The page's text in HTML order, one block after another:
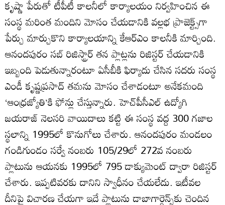
కృష్ణా పేరుతో టీపీటీ కాలనీలో కార్యాలయం నిర్వహించిన ఈ
సంస్థ మరింత మందిని మోసం చేయడానికి వల్లభ ప్రాజెక్ట్స్‌గా
పేర్చు మార్చుకొని కార్యాలయాన్ని కేఆర్‌ఎం కాలనీకి మార్చింది.
ఆనందపురం సబ్‌ రిజిస్ట్రార్‌ తన ప్లాట్లను రిజిస్టర్‌ చేయడానికి
ఇబ్బంది పెడుతున్నారంటూ ఏసీబీకి ఫిర్యాదు చేసిన సదరు సంస్థ
ఎండీ కృష్ణప్రసాద్‌ తమను మోసం చేశాడంటూ అనేకమంది
‘ఆంధ్రజ్యోతి’కి ఫోన్లు చేస్తున్నారు. హెచ్‌పీసీఎల్‌ ఉద్యోగి
జయరాజ్‌ నెలసరి వాయిదాలు కట్టి ఈ సంస్థ వద్ద 300 గజాల
స్థలాన్ని 1995లో కొనుగోలు చేశారు. ఆనందపురం మండలం
గండిగుండం సర్వే నంబరు 105/29లో 272వ నంబరు
ప్లాటును ఆయనకు 1995లో 795 డాక్యుమెంట్‌ ద్వారా రిజిస్టర్‌
చేశారు. ఇప్పటివరకు దానిని స్వాధీనం చేయలేదు. ఇటీవల
దీనిపై విచారణ చేయగా ఇదే ప్లాటును డాబాగార్డెన్స్‌కు చెందిన